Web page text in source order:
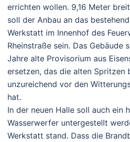
errichten wollen. 9,16 Meter
soll der Anbau an das
Werkstatt im Innenhof des
Rheinstraße sein. Das Gebäude
Jahre alte Provisorium aus
ersetzen, das die alten Spritzen
unzureichend vor den
hat.
In der neuen Halle soll auch ein
Wasserwerfer untergestellt
Werkstatt stand. Dass die